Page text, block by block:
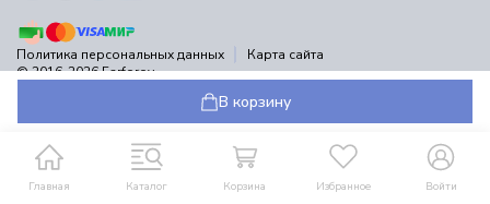
В корзину
Главная Каталог Корзина Избранное Войти
Политика персональных данных
Карта сайта
© 2016-2026 Farforov